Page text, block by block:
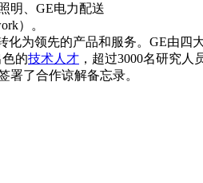
明、GE电力配送
）。
为领先的产品和服务。GE由
的技术人才 ，超过3000名研究人
署了合作谅解备忘录。